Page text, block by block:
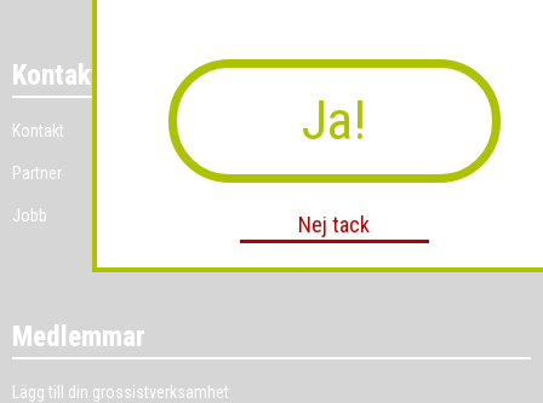
Kontakt
Kontakt
Partner
Jobb
Medlemmar
Lägg till din grossistverksamhet
Ja!
Nej tack